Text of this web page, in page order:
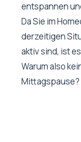
entspannen
Da Sie im
derzeitigen
aktiv sind, ist
Warum also
Mittagspause?